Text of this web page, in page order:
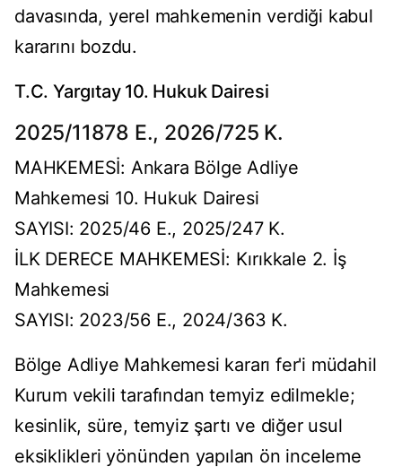
davasında, yerel mahkemenin verdiği kabul
kararını bozdu.
T.C. Yargıtay 10. Hukuk Dairesi
2025/11878 E., 2026/725 K.
MAHKEMESİ: Ankara Bölge Adliye
Mahkemesi 10. Hukuk Dairesi
SAYISI: 2025/46 E., 2025/247 K.
İLK DERECE MAHKEMESİ: Kırıkkale 2. İş
Mahkemesi
SAYISI: 2023/56 E., 2024/363 K.
Bölge Adliye Mahkemesi kararı fer'i müdahil
Kurum vekili tarafından temyiz edilmekle;
kesinlik, süre, temyiz şartı ve diğer usul
eksiklikleri yönünden yapılan ön inceleme